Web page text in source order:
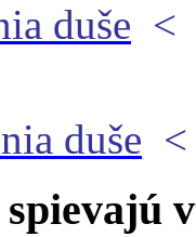
duše
duše
spievajú